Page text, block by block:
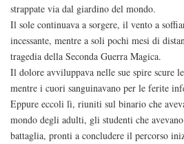
strappate via dal giardino del mondo.
Il sole continuava a sorgere, il vento a
incessante, mentre a soli pochi mesi di
tragedia della Seconda Guerra Magica.
Il dolore avviluppava nelle sue spire scure
mentre i cuori sanguinavano per le ferite
Eppure eccoli lì, riuniti sul binario che
mondo degli adulti, gli studenti che
battaglia, pronti a concludere il percorso